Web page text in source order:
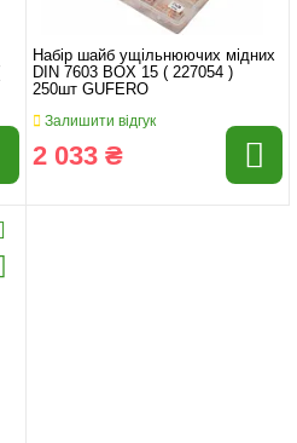
Набір шайб ущільнюючих мідних
DIN 7603 BOX 15 ( 227054 )
250шт GUFERO
Залишити відгук
2 033 ₴